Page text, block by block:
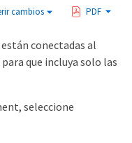
cambios PDF
están conectadas al
que incluya solo las
seleccione